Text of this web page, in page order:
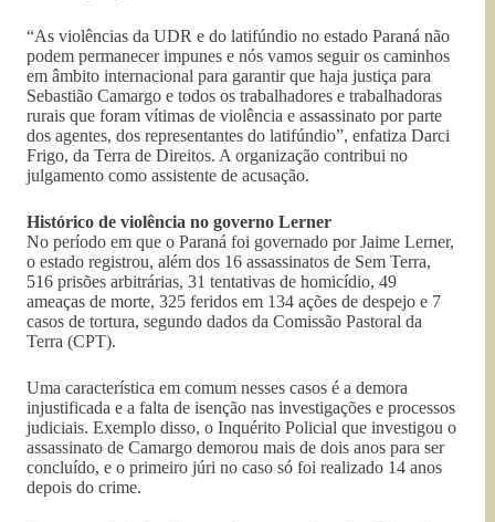
“As violências da UDR e do latifúndio no estado Paraná não
podem permanecer impunes e nós vamos seguir os caminhos
em âmbito internacional para garantir que haja justiça para
Sebastião Camargo e todos os trabalhadores e trabalhadoras
rurais que foram vítimas de violência e assassinato por parte
dos agentes, dos representantes do latifúndio”, enfatiza Darci
Frigo, da Terra de Direitos. A organização contribui no
julgamento como assistente de acusação.
Histórico de violência no governo Lerner
No período em que o Paraná foi governado por Jaime Lerner,
o estado registrou, além dos 16 assassinatos de Sem Terra,
516 prisões arbitrárias, 31 tentativas de homicídio, 49
ameaças de morte, 325 feridos em 134 ações de despejo e 7
casos de tortura, segundo dados da Comissão Pastoral da
Terra (CPT).
Uma característica em comum nesses casos é a demora
injustificada e a falta de isenção nas investigações e processos
judiciais. Exemplo disso, o Inquérito Policial que investigou o
assassinato de Camargo demorou mais de dois anos para ser
concluído, e o primeiro júri no caso só foi realizado 14 anos
depois do crime.